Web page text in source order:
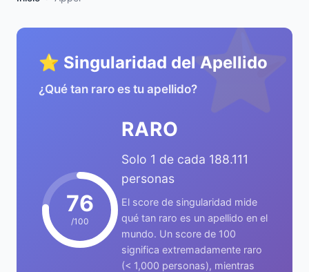
⭐
⭐ Singularidad del Apellido
¿Qué tan raro es tu apellido?
76
/100
RARO
Solo 1 de cada 188.111
personas
El score de singularidad mide
qué tan raro es un apellido en el
mundo. Un score de 100
significa extremadamente raro
(< 1,000 personas), mientras